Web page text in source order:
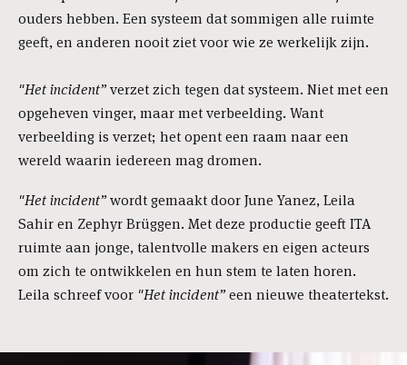
ouders hebben. Een systeem dat sommigen alle ruimte
geeft, en anderen nooit ziet voor wie ze werkelijk zijn.
"Het incident”verzet zich tegen dat systeem. Niet met een
opgeheven vinger, maar met verbeelding. Want
verbeelding is verzet; het opent een raam naar een
wereld waarin iedereen mag dromen.
"Het incident”wordt gemaakt door June Yanez, Leila
Sahir en Zephyr Brüggen. Met deze productie geeft ITA
ruimte aan jonge, talentvolle makers en eigen acteurs
om zich te ontwikkelen en hun stem te laten horen.
Leila schreef voor "Het incident”een nieuwe theatertekst.